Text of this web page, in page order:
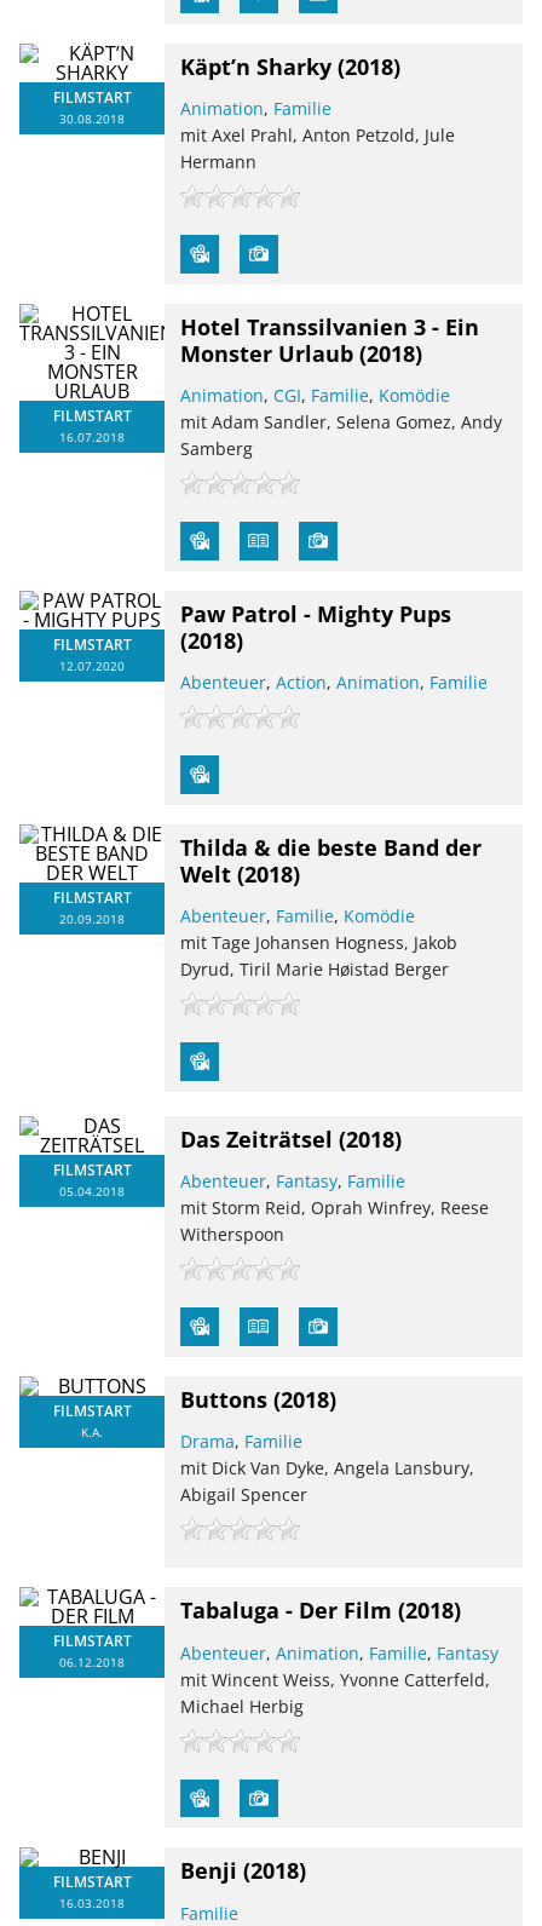
FILMSTART
30.08.2018
Käpt’n Sharky (2018)
Animation, Familie
mit Axel Prahl, Anton Petzold, Jule
Hermann
FILMSTART
16.07.2018
Hotel Transsilvanien 3 - Ein
Monster Urlaub (2018)
Animation,CGI, Familie, Komödie
mit Adam Sandler, Selena Gomez, Andy
Samberg
FILMSTART
12.07.2020
Paw Patrol - Mighty Pups
(2018)
Abenteuer,Action,Animation, Familie
FILMSTART
20.09.2018
Thilda & die beste Band der
Welt (2018)
Abenteuer, Familie, Komödie
mit Tage Johansen Hogness, Jakob
Dyrud, Tiril Marie Høistad Berger
FILMSTART
05.04.2018
Das Zeiträtsel (2018)
Abenteuer, Fantasy, Familie
mit Storm Reid, Oprah Winfrey, Reese
Witherspoon
FILMSTART
K.A.
Buttons (2018)
Drama, Familie
mit Dick Van Dyke, Angela Lansbury,
Abigail Spencer
FILMSTART
06.12.2018
Tabaluga - Der Film (2018)
Abenteuer,Animation, Familie, Fantasy
mit Wincent Weiss, Yvonne Catterfeld,
Michael Herbig
FILMSTART
16.03.2018
Benji (2018)
Familie